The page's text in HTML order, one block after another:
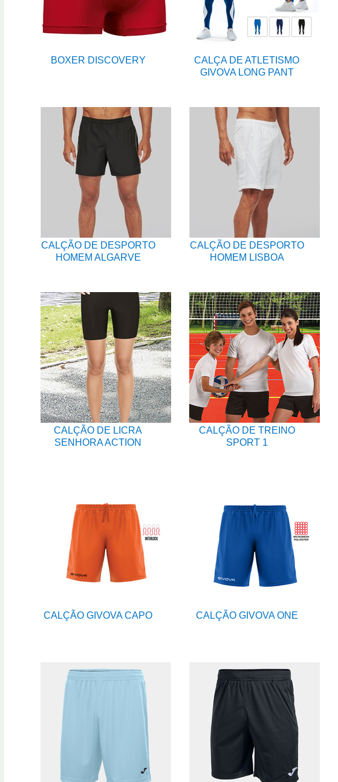
BOXER DISCOVERY
CALÇA DE ATLETISMO
GIVOVA LONG PANT
CALÇÃO DE DESPORTO
HOMEM ALGARVE
CALÇÃO DE DESPORTO
HOMEM LISBOA
CALÇÃO DE LICRA
SENHORA ACTION
CALÇÃO DE TREINO
SPORT 1
CALÇÃO GIVOVA CAPO CALÇÃO GIVOVA ONE